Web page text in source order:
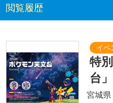
閲覧履歴
特
台
宮城